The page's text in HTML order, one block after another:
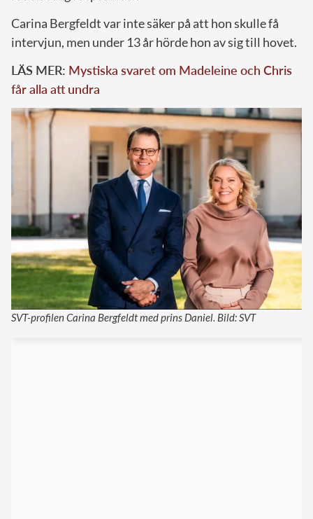
Carina Bergfeldt var inte säker på att hon skulle få
intervjun, men under 13 år hörde hon av sig till hovet.
LÄS MER: Mystiska svaret om Madeleine och Chris
får alla att undra
SVT-profilen Carina Bergfeldt med prins Daniel. Bild: SVT